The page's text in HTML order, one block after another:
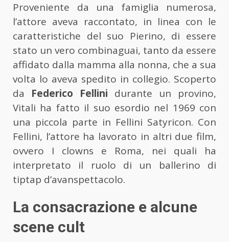
Proveniente da una famiglia numerosa,
l’attore aveva raccontato, in linea con le
caratteristiche del suo Pierino, di essere
stato un vero combinaguai, tanto da essere
affidato dalla mamma alla nonna, che a sua
volta lo aveva spedito in collegio. Scoperto
da Federico Fellini durante un provino,
Vitali ha fatto il suo esordio nel 1969 con
una piccola parte in Fellini Satyricon. Con
Fellini, l’attore ha lavorato in altri due film,
ovvero I clowns e Roma, nei quali ha
interpretato il ruolo di un ballerino di
tiptap d’avanspettacolo.
La consacrazione e alcune
scene cult